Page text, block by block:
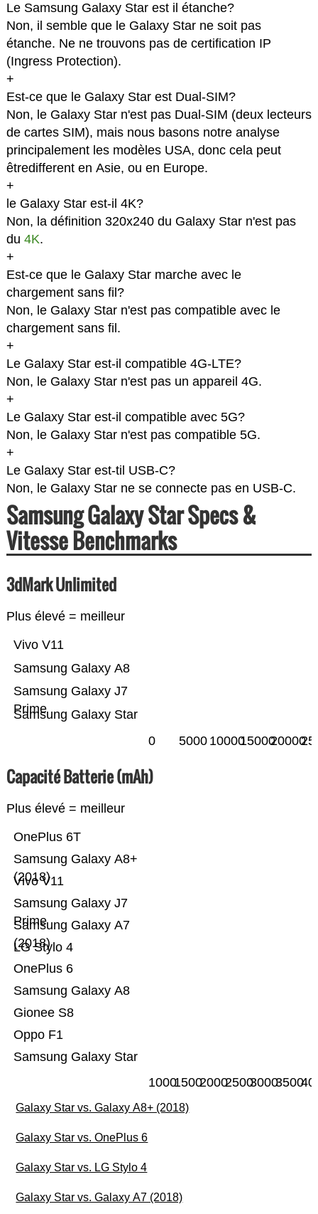
Le Samsung Galaxy Star est il étanche?
Non, il semble que le Galaxy Star ne soit pas
étanche. Ne ne trouvons pas de certification IP
(Ingress Protection).
+
Est-ce que le Galaxy Star est Dual-SIM?
Non, le Galaxy Star n'est pas Dual-SIM (deux lecteurs
de cartes SIM), mais nous basons notre analyse
principalement les modèles USA, donc cela peut
êtredifferent en Asie, ou en Europe.
+
le Galaxy Star est-il 4K?
Non, la définition 320x240 du Galaxy Star n'est pas
du 4K.
+
Est-ce que le Galaxy Star marche avec le
chargement sans fil?
Non, le Galaxy Star n'est pas compatible avec le
chargement sans fil.
+
Le Galaxy Star est-il compatible 4G-LTE?
Non, le Galaxy Star n'est pas un appareil 4G.
+
Le Galaxy Star est-il compatible avec 5G?
Non, le Galaxy Star n'est pas compatible 5G.
+
Le Galaxy Star est-til USB-C?
Non, le Galaxy Star ne se connecte pas en USB-C.
Samsung Galaxy Star Specs &
Vitesse Benchmarks
3dMark Unlimited
Plus élevé = meilleur
Samsung Galaxy Star
Samsung Galaxy J7
Prime
Samsung Galaxy A8
Vivo V11
0 5000 100001500020000
Capacité Batterie (mAh)
Plus élevé = meilleur
Samsung Galaxy Star
Oppo F1
Gionee S8
Samsung Galaxy A8
OnePlus 6
LG Stylo 4
Samsung Galaxy A7
(2018)
Samsung Galaxy J7
Prime
Vivo V11
Samsung Galaxy A8+
(2018)
OnePlus 6T
100015002000250030003500
Galaxy Star vs. Galaxy A8+ (2018)
Galaxy Star vs. OnePlus 6
Galaxy Star vs. LG Stylo 4
Galaxy Star vs. Galaxy A7 (2018)